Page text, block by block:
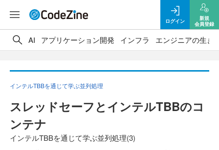
ログイン
新規
会員登録
AI アプリケーション開発 インフラ エンジニアの生き
インテルTBBを通じて学ぶ並列処理
スレッドセーフとインテルTBBのコ
ンテナ
インテルTBBを通じて学ぶ並列処理(3)